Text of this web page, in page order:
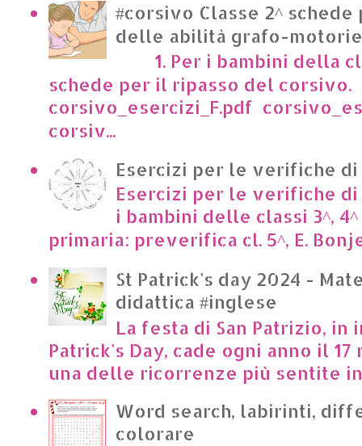
#corsivo Classe 2^
delle abilità grafo-motorie
1. Per i bambini della
schede per il ripasso del corsivo.
corsivo_esercizi_F.pdf
corsiv...
Esercizi per le verifiche
Esercizi per le verifiche
i bambini delle classi 3^,
primaria: preverifica cl. 5^, E.
St Patrick's day 2024 -
didattica #inglese
La festa di San Patrizio, in
Patrick's Day, cade ogni anno il 17
una delle ricorrenze più sentite in
Word search, labirinti,
colorare